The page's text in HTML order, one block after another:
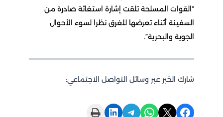
المسلحة تلقت إشارة استغاثة صادرة من
أثناء تعرضها للغرق نظرا لسوء الأحوال
والبحرية”.
الخبر عبر وسائل التواصل الاجتماعي:
Share on WhatsApp
Share on Telegram
Share on LinkedIn
Print this Page